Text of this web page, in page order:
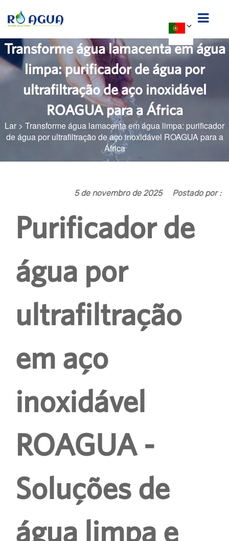
Transforme água lamacenta em água
limpa: purificador de água por
ultrafiltração de aço inoxidável
ROAGUA para a África
Lar > Transforme água lamacenta em água limpa: purificador
de água por ultrafiltração de aço inoxidável ROAGUA para a
África
5 de novembro de 2025 Postado por :
Purificador de
água por
ultrafiltração
em aço
inoxidável
ROAGUA -
Soluções de
água limpa e